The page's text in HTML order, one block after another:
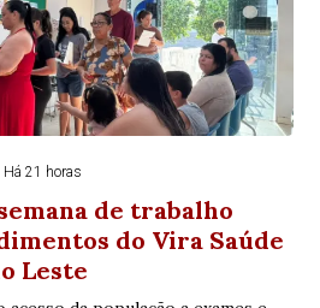
Há 21 horas
de trabalho
do Vira Saúde
Leste